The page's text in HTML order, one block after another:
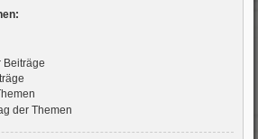
Beiträge
der Themen